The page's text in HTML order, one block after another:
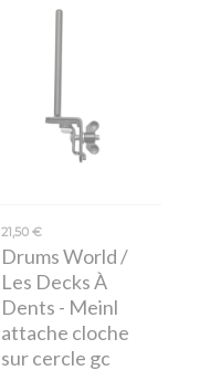
21,50 €
Drums World /
Les Decks À
Dents - Meinl
attache cloche
sur cercle gc